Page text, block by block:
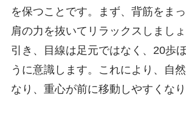
を保つことです。まず、背筋をまっ
肩の力を抜いてリラックスしまし
引き、目線は足元ではなく、20歩
うに意識します。これにより、自
なり、重心が前に移動しやすくなり